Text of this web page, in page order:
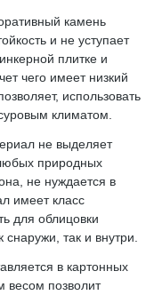
камень
и не уступает
плитке и
чего имеет низкий
использовать
климатом.
не выделяет
природных
не нуждается в
имеет класс
для облицовки
так и внутри.
в картонных
весом позволит